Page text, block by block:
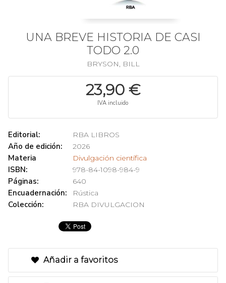
UNA BREVE HISTORIA DE CASI
TODO 2.0
BRYSON, BILL
23,90 €
IVA incluido
Editorial: RBA LIBROS
Año de edición: 2026
Materia Divulgación científica
ISBN: 978-84-1098-984-9
Páginas: 640
Encuadernación: Rústica
Colección: RBA DIVULGACION
Añadir a favoritos